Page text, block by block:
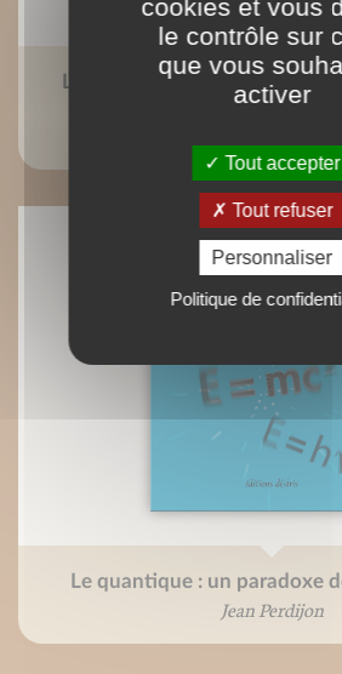
La matière noire : substance
relativiste ?
Le quantique : un paradoxe
Jean Perdijon
cookies et vous
le contrôle sur
que vous
activer
Tout accepter
Tout refuser
Personnaliser
Politique de